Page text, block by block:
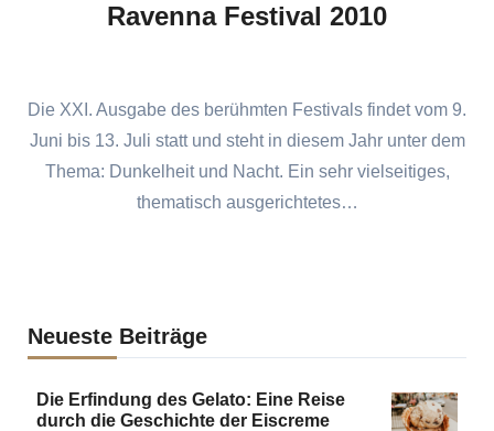
Ravenna Festival 2010
Die XXI. Ausgabe des berühmten Festivals findet vom 9.
Juni bis 13. Juli statt und steht in diesem Jahr unter dem
Thema: Dunkelheit und Nacht. Ein sehr vielseitiges,
thematisch ausgerichtetes…
Neueste Beiträge
Die Erfindung des Gelato: Eine Reise
durch die Geschichte der Eiscreme